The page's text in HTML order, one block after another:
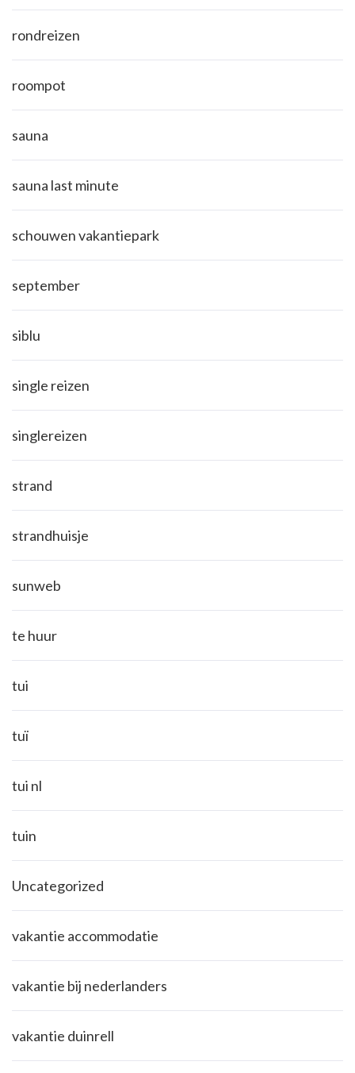
rondreizen
roompot
sauna
sauna last minute
schouwen vakantiepark
september
siblu
single reizen
singlereizen
strand
strandhuisje
sunweb
te huur
tui
tuï
tui nl
tuin
Uncategorized
vakantie accommodatie
vakantie bij nederlanders
vakantie duinrell